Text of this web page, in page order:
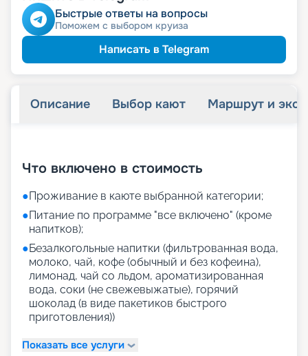
Быстрые ответы на вопросы
Поможем с выбором круиза
Написать в Telegram
Описание Выбор кают Маршрут и
Что включено в стоимость
●Проживание в каюте выбранной категории;
●Питание по программе "все включено" (кроме
напитков);
●Безалкогольные напитки (фильтрованная вода,
молоко, чай, кофе (обычный и без кофеина),
лимонад, чай со льдом, ароматизированная
вода, соки (не свежевыжатые), горячий
шоколад (в виде пакетиков быстрого
приготовления))
Показать все услуги